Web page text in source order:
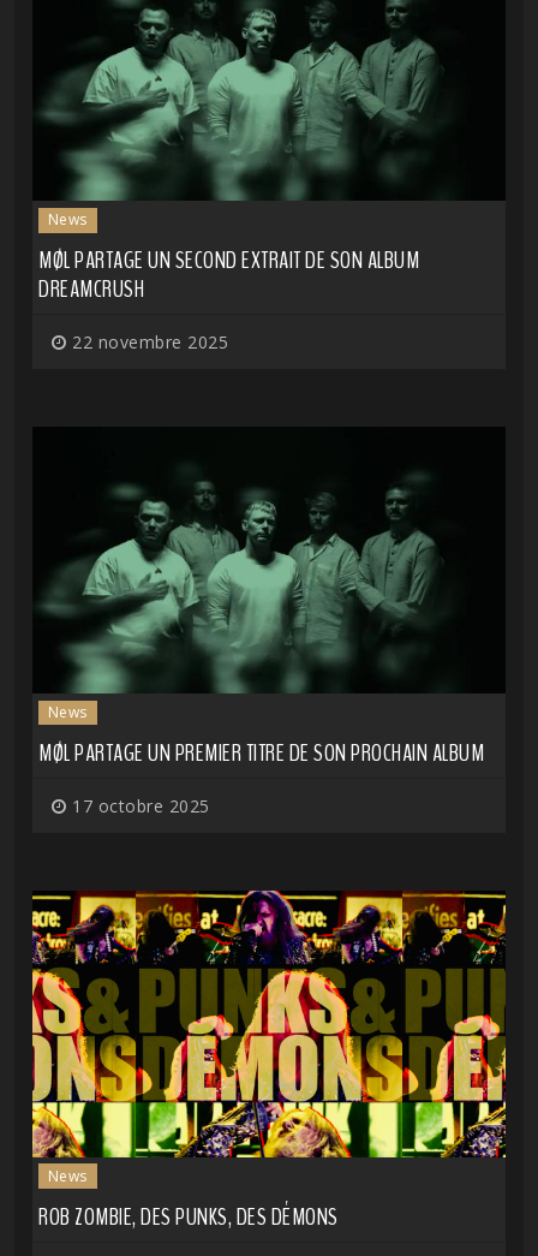
News
MØL PARTAGE UN SECOND EXTRAIT DE SON ALBUM
DREAMCRUSH
22 novembre 2025
News
MØL PARTAGE UN PREMIER TITRE DE SON PROCHAIN ALBUM
17 octobre 2025
News
ROB ZOMBIE, DES PUNKS, DES DÉMONS